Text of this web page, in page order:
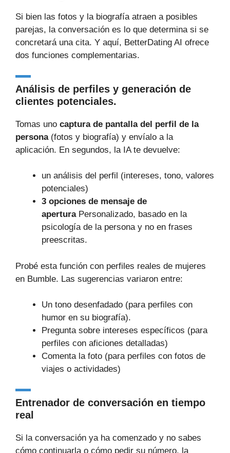
Si bien las fotos y la biografía atraen a posibles
parejas, la conversación es lo que determina si se
concretará una cita. Y aquí, BetterDating AI ofrece
dos funciones complementarias.
Análisis de perfiles y generación de
clientes potenciales.
Tomas uno captura de pantalla del perfil de la
persona(fotos y biografía) y envíalo a la
aplicación. En segundos, la IA te devuelve:
un análisis del perfil (intereses, tono, valores
potenciales)
3 opciones de mensaje de
aperturaPersonalizado, basado en la
psicología de la persona y no en frases
preescritas.
Probé esta función con perfiles reales de mujeres
en Bumble. Las sugerencias variaron entre:
Un tono desenfadado (para perfiles con
humor en su biografía).
Pregunta sobre intereses específicos (para
perfiles con aficiones detalladas)
Comenta la foto (para perfiles con fotos de
viajes o actividades)
Entrenador de conversación en tiempo
real
Si la conversación ya ha comenzado y no sabes
cómo continuarla o cómo pedir su número, la